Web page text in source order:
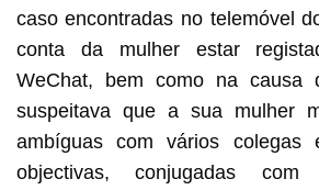
caso encontradas no telemóvel
conta da mulher estar
WeChat, bem como na causa
suspeitava que a sua mulher
ambíguas com vários colegas
objectivas, conjugadas